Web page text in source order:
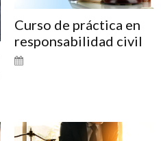
Curso de práctica en
responsabilidad civil